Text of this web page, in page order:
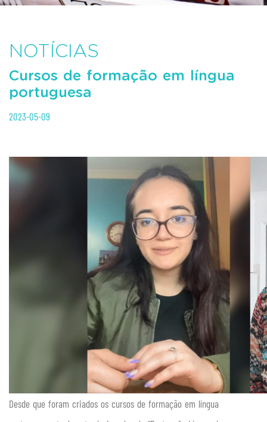
NOTÍCIAS
Cursos de formação em língua
portuguesa
2023-05-09
Desde que foram criados os cursos de formação em língua